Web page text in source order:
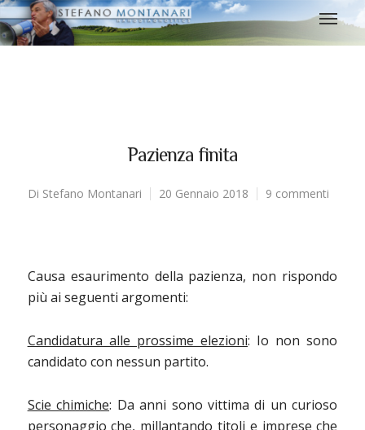
Pazienza finita
Di Stefano Montanari 20 Gennaio 2018 9 commenti
Causa esaurimento della pazienza, non rispondo
più ai seguenti argomenti:
Candidatura alle prossime elezioni: Io non sono
candidato con nessun partito.
Scie chimiche: Da anni sono vittima di un curioso
personaggio che, millantando titoli e impreseche